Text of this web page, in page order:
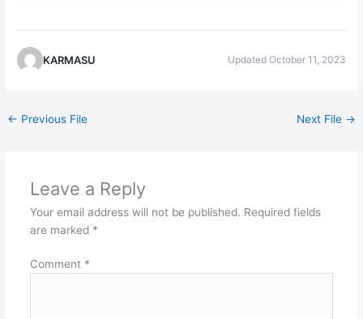
KARMASU Updated October 11, 2023
← Previous File Next File →
Leave a Reply
Your email address will not be published. Required fields
are marked *
Comment *